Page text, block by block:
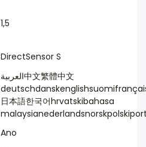
1,5
DirectSensor S
العربية中文繁體中文
日本語한국어hrvatskibahasa
Ano